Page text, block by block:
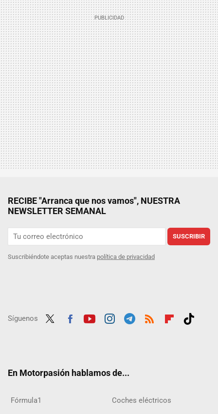
RECIBE "Arranca que nos vamos", NUESTRA
NEWSLETTER SEMANAL
SUSCRIBIR
Suscribiéndote aceptas nuestra política de privacidad
Síguenos
En Motorpasión hablamos de...
Fórmula1 Coches eléctricos